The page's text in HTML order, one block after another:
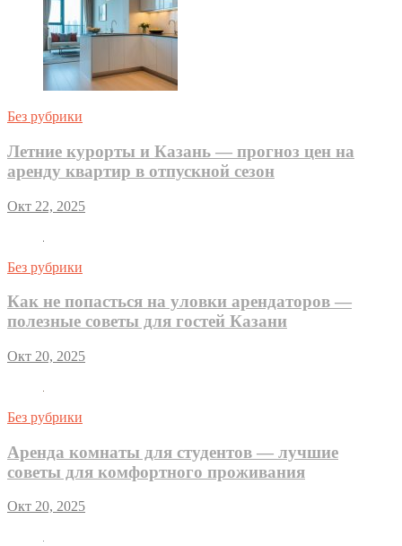
Без рубрики
Летние курорты и Казань — прогноз цен на
аренду квартир в отпускной сезон
Окт 22, 2025
Без рубрики
Как не попасться на уловки арендаторов —
полезные советы для гостей Казани
Окт 20, 2025
Без рубрики
Аренда комнаты для студентов — лучшие
советы для комфортного проживания
Окт 20, 2025